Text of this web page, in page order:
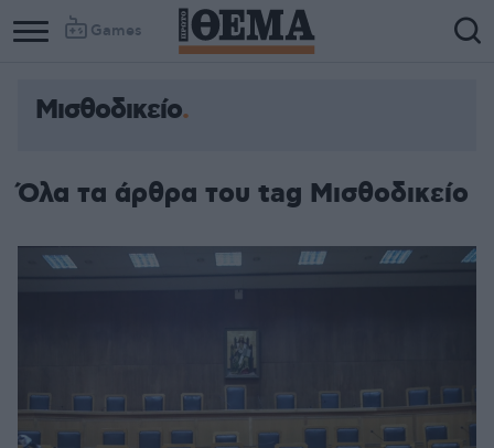
Games
Μισθοδικείο
Όλα τα άρθρα του tag Μισθοδικείο